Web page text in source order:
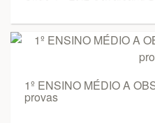
1º ENSINO MÉDIO A
provas